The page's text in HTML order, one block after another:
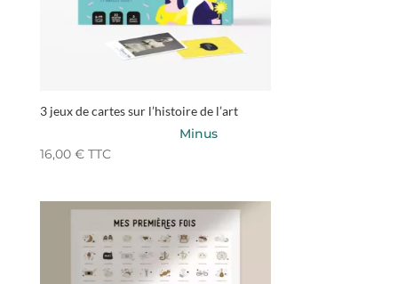
3 jeux de cartes sur l’histoire de l’art
Minus
16,00 € TTC